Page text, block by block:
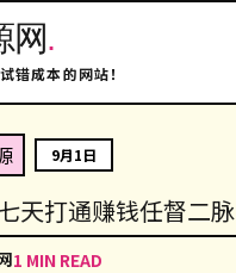
网.
错成本的网站！
9月1日
天打通赚钱任督二脉
1 MIN READ